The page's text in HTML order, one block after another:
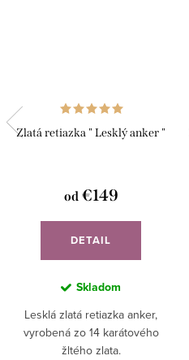
Zlatá retiazka " Lesklý anker "
od€149
DETAIL
Skladom
Lesklá zlatá retiazka anker,
vyrobená zo 14 karátového
žltého zlata.